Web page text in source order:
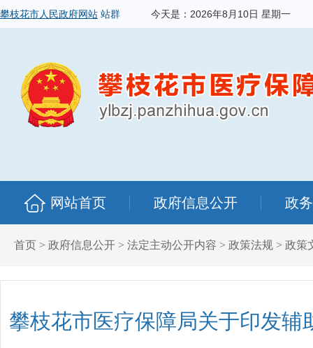
攀枝花市人民政府网站 站群 今天是： 2026年8月10日 星期一
网站首页 政府信息公开 政
首页 > 政府信息公开 > 法定主动公开内容 > 政策法规 > 政策
攀枝花市医疗保障局关于印发